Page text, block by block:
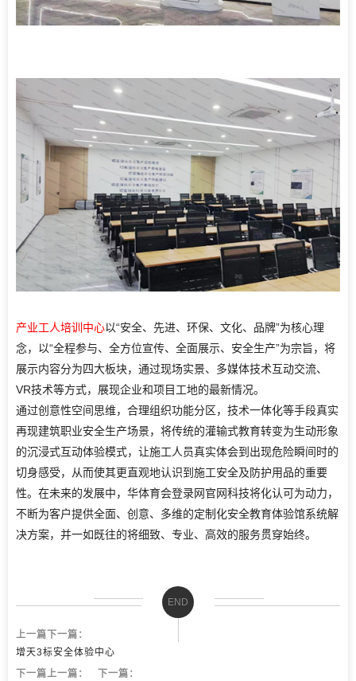
产业工人培训中心以“安全、先进、环保、文化、品牌”为核心理
念，以“全程参与、全方位宣传、全面展示、安全生产”为宗旨，将
展示内容分为四大板块，通过现场实景、多媒体技术互动交流、
VR技术等方式，展现企业和项目工地的最新情况。
通过创意性空间思维，合理组织功能分区，技术一体化等手段真实
再现建筑职业安全生产场景，将传统的灌输式教育转变为生动形象
的沉浸式互动体验模式，让施工人员真实体会到出现危险瞬间时的
切身感受，从而使其更直观地认识到施工安全及防护用品的重要
性。在未来的发展中，华体育会登录网官网科技将化认可为动力，
不断为客户提供全面、创意、多维的定制化安全教育体验馆系统解
决方案，并一如既往的将细致、专业、高效的服务贯穿始终。
END
上一篇下一篇：
增天3标安全体验中心
下一篇上一篇：
下一篇：